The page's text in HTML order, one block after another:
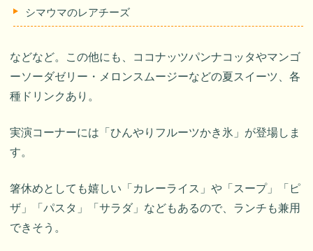
シマウマのレアチーズ
などなど。この他にも、ココナッツパンナコッタやマンゴ
ーソーダゼリー・メロンスムージーなどの夏スイーツ、各
種ドリンクあり。
実演コーナーには「ひんやりフルーツかき氷」が登場しま
す。
箸休めとしても嬉しい「カレーライス」や「スープ」「ピ
ザ」「パスタ」「サラダ」などもあるので、ランチも兼用
できそう。